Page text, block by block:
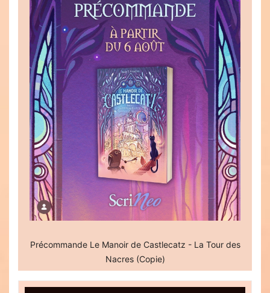
Précommande Le Manoir de Castlecatz - La Tour des
Nacres (Copie)